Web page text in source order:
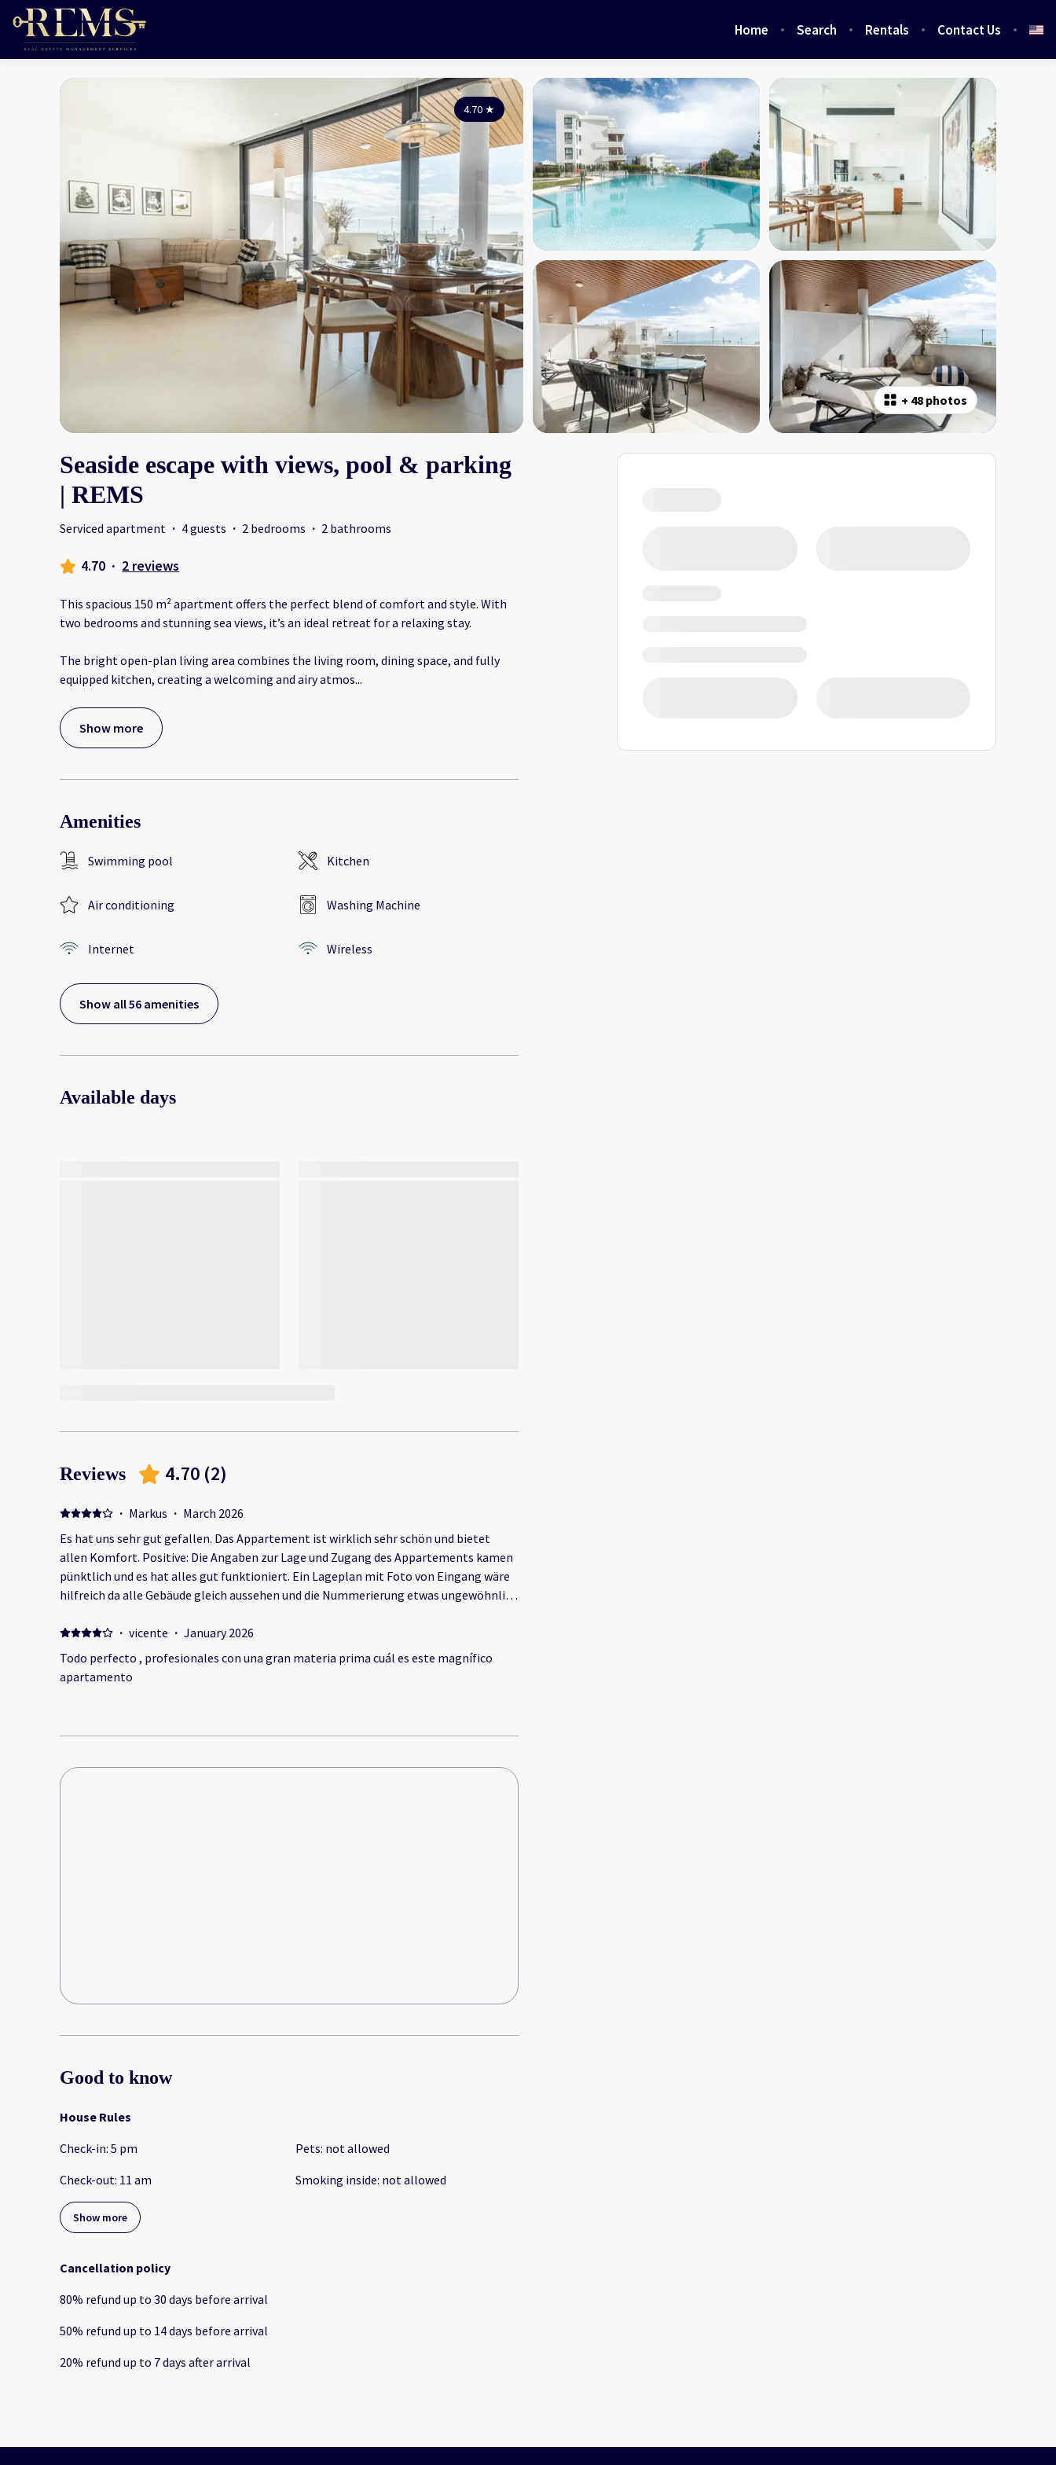
Home Search Rentals Contact Us
+ 48 photos
4.70 ★
Seaside escape with views, pool & parking
| REMS
Serviced apartment · 4 guests · 2 bedrooms · 2 bathrooms
4.70 · 2 reviews
This spacious 150 m² apartment offers the perfect blend of comfort and style. With
two bedrooms and stunning sea views, it’s an ideal retreat for a relaxing stay.
The bright open-plan living area combines the living room, dining space, and fully
equipped kitchen, creating a welcoming and airy atmos...
Show more
Amenities
Swimming pool Kitchen
Air conditioning Washing Machine
Internet Wireless
Show all 56 amenities
Available days
Reviews 4.70 (2)
· Markus · March 2026
Es hat uns sehr gut gefallen. Das Appartement ist wirklich sehr schön und bietet
allen Komfort. Positive: Die Angaben zur Lage und Zugang des Appartements kamen
pünktlich und es hat alles gut funktioniert. Ein Lageplan mit Foto von Eingang wäre
hilfreich da alle Gebäude gleich aussehen und die Nummerierung etwas ungewöhnlich
Man ist in 5 min auf der Autobahn und auch schnell am Meer. Negative: Wir hatten
leider etwas kühles Wetter und die Heizung schafft es nicht die Wohnung gemütlich
warm zu machen. Das ist aber nichts aussergewöhnliches. Die Badezimmer waren
· vicente · January 2026
Todo perfecto , profesionales con una gran materia prima cuál es este magnífico
apartamento
Good to know
House Rules
Check-in: 5 pm
Check-out: 11 am
Pets: not allowed
Smoking inside: not allowed
Show more
Cancellation policy
80% refund up to 30 days before arrival
50% refund up to 14 days before arrival
20% refund up to 7 days afterarrival